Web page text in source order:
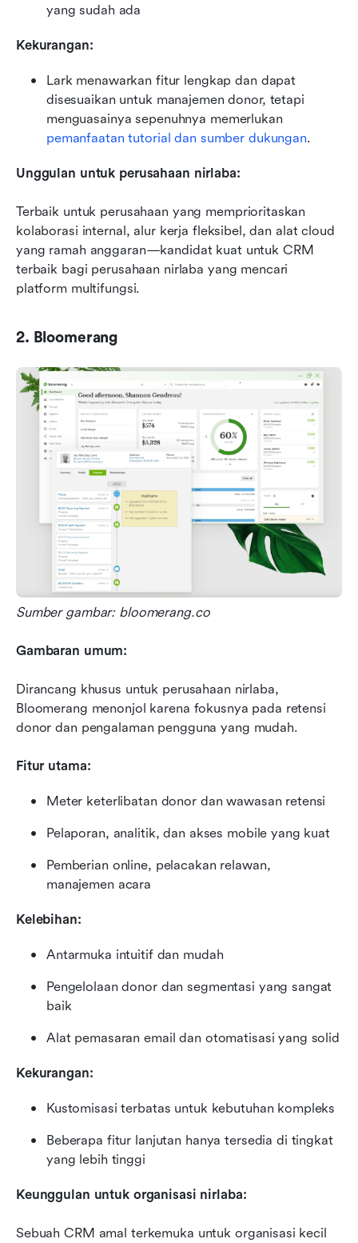
yang sudah ada
Kekurangan:
Lark menawarkan fitur lengkap dan dapat
disesuaikan untuk manajemen donor, tetapi
pemanfaatan tutorial dan sumber dukungan.
Unggulan untuk perusahaan nirlaba:
Terbaik untuk perusahaan yang memprioritaskan
kolaborasi internal, alur kerja fleksibel, dan alat cloud
yang ramah anggaran—kandidat kuat untuk CRM
terbaik bagi perusahaan nirlaba yang mencari
platform multifungsi.
2. Bloomerang
Sumber gambar: bloomerang.co
Gambaran umum:
Dirancang khusus untuk perusahaan nirlaba,
Bloomerang menonjol karena fokusnya pada retensi
donor dan pengalaman pengguna yang mudah.
Fitur utama:
Meter keterlibatan donor dan wawasan retensi
Pelaporan, analitik, dan akses mobile yang kuat
Pemberian online, pelacakan relawan,
manajemen acara
Kelebihan:
Antarmuka intuitif dan mudah
Pengelolaan donor dan segmentasi yang sangat
baik
Alat pemasaran email dan otomatisasi yang solid
Kekurangan:
Kustomisasi terbatas untuk kebutuhan kompleks
Beberapa fitur lanjutan hanya tersedia di tingkat
yang lebih tinggi
Keunggulan untuk organisasi nirlaba:
Sebuah CRM amal terkemuka untuk organisasi kecil